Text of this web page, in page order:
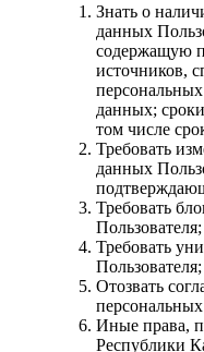
Знать о
данных
содержащую
источников,
данных;
том числе
Требовать
данных
Требовать
Пользователя;
Требовать
Пользователя;
Отозвать
Иные права,
Республики